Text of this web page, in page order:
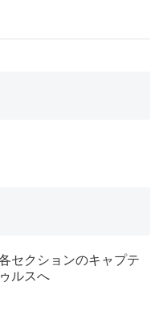
セクションのキャプテ
ルスへ